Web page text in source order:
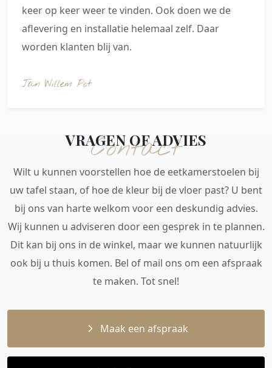
keer op keer weer te vinden. Ook doen we de
aflevering en installatie helemaal zelf. Daar
worden klanten blij van.
Jan Willem Pot
Contact
VRAGEN OF ADVIES
Wilt u kunnen voorstellen hoe de eetkamerstoelen bij
uw tafel staan, of hoe de kleur bij de vloer past? U bent
bij ons van harte welkom voor een deskundig advies.
Wij kunnen u adviseren door een gesprek in te plannen.
Dit kan bij ons in de winkel, maar we kunnen natuurlijk
ook bij u thuis komen. Bel of mail ons om een afspraak
te maken. Tot snel!
Maak een afspraak